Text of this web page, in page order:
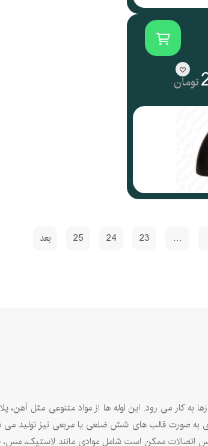
تومان
…
23
24
25 بعد
به کار می ‌رود. این لوله‌ ها از مواد متنوعی مثل آهن،
به صورت قالب ‌های شش ‌ضلعی یا مربعی نیز تولید می‌
اتصالات ممکن است شامل موادی مانند لاستیک، مس،